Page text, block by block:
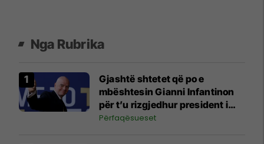
Nga Rubrika
Gjashtë shtetet që po e
mbështesin Gianni Infantinon
për t’u rizgjedhur president i
FIFA-s
Përfaqësueset